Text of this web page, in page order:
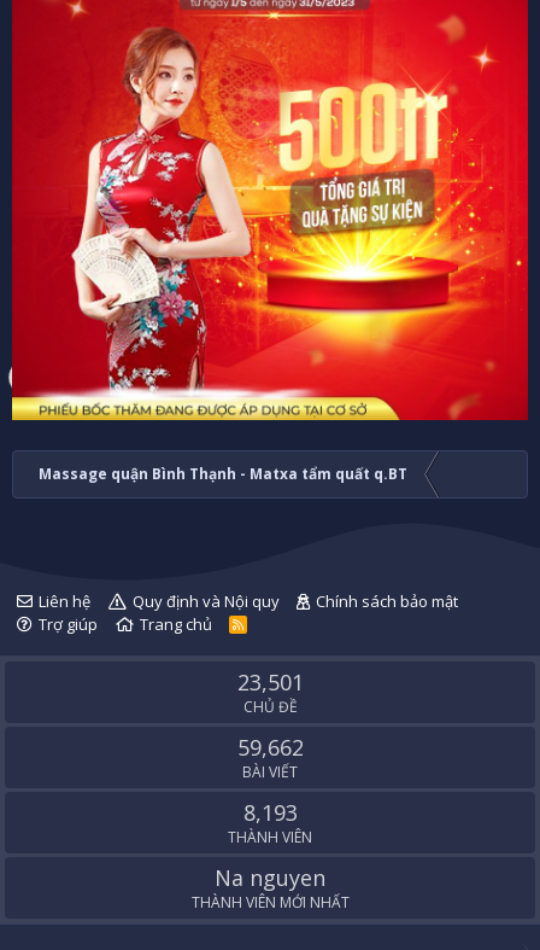
Massage quận Bình Thạnh - Matxa tẩm quất q.BT
Liên hệ Quy định và Nội quy
Chính sách bảo mật
Trợ giúp
Trang chủ
R
S
23,501
CHỦ ĐỀ
59,662
BÀI VIẾT
8,193
THÀNH VIÊN
Na nguyen
THÀNH VIÊN MỚI NHẤT